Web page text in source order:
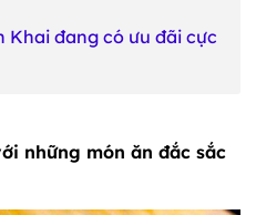
Khai đang có ưu đãi cực
những món ăn đắc sắc